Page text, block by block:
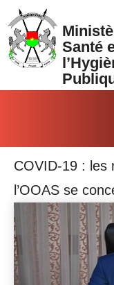
Aller au contenu
Santé
COVID-19 : les
l’OOAS se